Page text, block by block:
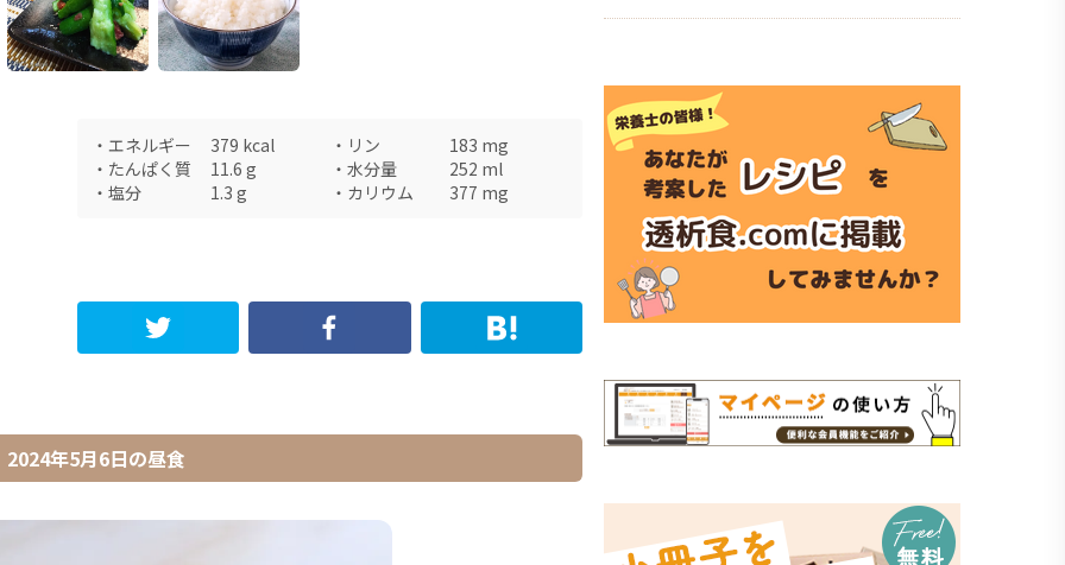
・ エネルギー 379 kcal ・ リン 183 mg
・ たんぱく質 11.6 g ・ 水分量 252 ml
・ 塩分 1.3 g ・ カリウム 377 mg
2024年5月6日の昼食